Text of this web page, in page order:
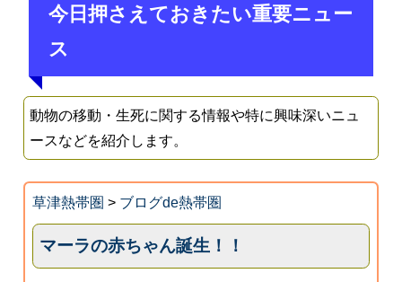
今日押さえておきたい重要ニュー
ス
動物の移動・生死に関する情報や特に興味深いニュ
ースなどを紹介します。
草津熱帯圏 > ブログde熱帯圏
マーラの赤ちゃん誕生！！